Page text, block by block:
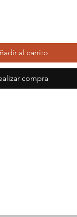
al carrito
compra